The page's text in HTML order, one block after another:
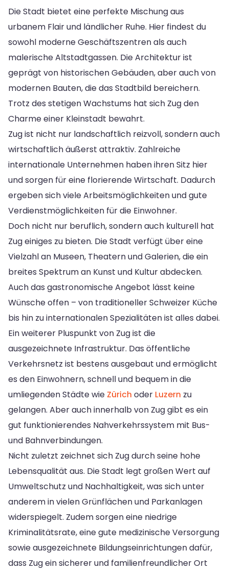
Die Stadt bietet eine perfekte Mischung aus
urbanem Flair und ländlicher Ruhe. Hier findest du
sowohl moderne Geschäftszentren als auch
malerische Altstadtgassen. Die Architektur ist
geprägt von historischen Gebäuden, aber auch von
modernen Bauten, die das Stadtbild bereichern.
Trotz des stetigen Wachstums hat sich Zug den
Charme einer Kleinstadt bewahrt.
Zug ist nicht nur landschaftlich reizvoll, sondern auch
wirtschaftlich äußerst attraktiv. Zahlreiche
internationale Unternehmen haben ihren Sitz hier
und sorgen für eine florierende Wirtschaft. Dadurch
ergeben sich viele Arbeitsmöglichkeiten und gute
Verdienstmöglichkeiten für die Einwohner.
Doch nicht nur beruflich, sondern auch kulturell hat
Zug einiges zu bieten. Die Stadt verfügt über eine
Vielzahl an Museen, Theatern und Galerien, die ein
breites Spektrum an Kunst und Kultur abdecken.
Auch das gastronomische Angebot lässt keine
Wünsche offen – von traditioneller Schweizer Küche
bis hin zu internationalen Spezialitäten ist alles dabei.
Ein weiterer Pluspunkt von Zug ist die
ausgezeichnete Infrastruktur. Das öffentliche
Verkehrsnetz ist bestens ausgebaut und ermöglicht
es den Einwohnern, schnell und bequem in die
umliegenden Städte wie Zürich oder Luzern zu
gelangen. Aber auch innerhalb von Zug gibt es ein
gut funktionierendes Nahverkehrssystem mit Bus-
und Bahnverbindungen.
Nicht zuletzt zeichnet sich Zug durch seine hohe
Lebensqualität aus. Die Stadt legt großen Wert auf
Umweltschutz und Nachhaltigkeit, was sich unter
anderem in vielen Grünflächen und Parkanlagen
widerspiegelt. Zudem sorgen eine niedrige
Kriminalitätsrate, eine gute medizinische Versorgung
sowie ausgezeichnete Bildungseinrichtungen dafür,
dass Zug ein sicherer und familienfreundlicher Ort